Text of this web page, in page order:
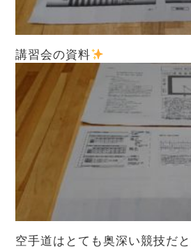
講習会の資料
空手道はとても奥深い競技だ